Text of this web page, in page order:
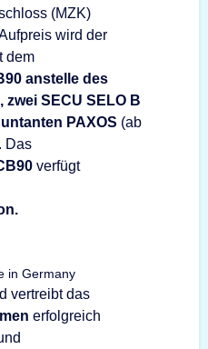
(MZK)
wird der
dem
anstelle des
zwei SECU SELO B
PAXOS (ab
Das
verfügt
in Germany
vertreibt das
erfolgreich